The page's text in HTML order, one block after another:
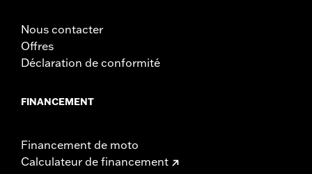
Nous contacter
Offres
Déclaration de conformité
FINANCEMENT
Financement de moto
Calculateur de financement